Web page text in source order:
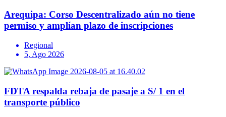
Arequipa: Corso Descentralizado aún no tiene
permiso y amplían plazo de inscripciones
Regional
5, Ago 2026
FDTA respalda rebaja de pasaje a S/ 1 en el
transporte público